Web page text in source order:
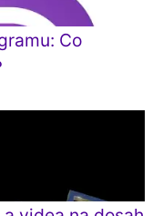
Co